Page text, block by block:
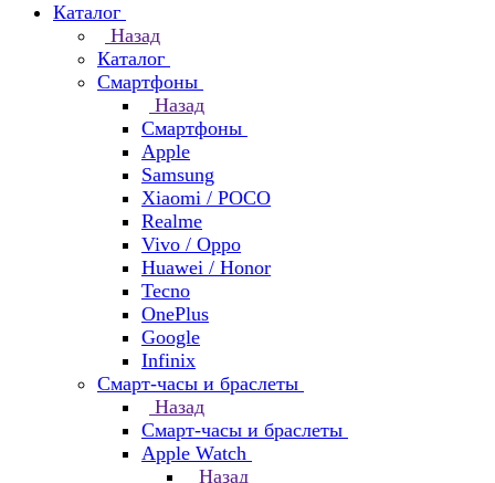
Каталог
Назад
Каталог
Смартфоны
Назад
Смартфоны
Apple
Samsung
Xiaomi / POCO
Realme
Vivo / Oppo
Huawei / Honor
Tecno
OnePlus
Google
Infinix
Смарт-часы и браслеты
Назад
Смарт-часы и браслеты
Apple Watch
Назад